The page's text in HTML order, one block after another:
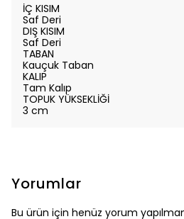
İÇ KISIM
Saf Deri
DIŞ KISIM
Saf Deri
TABAN
Kauçuk Taban
KALIP
Tam Kalıp
TOPUK YÜKSEKLİĞİ
3 cm
Yorumlar
Bu ürün için henüz yorum